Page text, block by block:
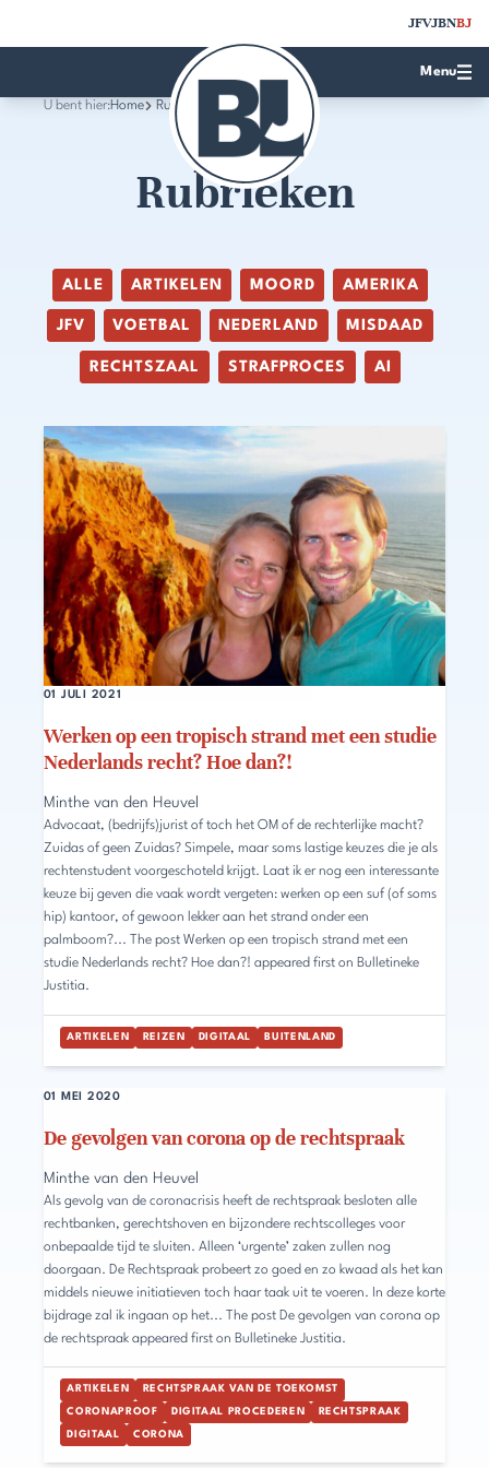
JFVJBNBJ
Menu
U bent hier:Home Rubrieken
Rubrieken
ALLE ARTIKELEN MOORD AMERIKA
JFV VOETBAL NEDERLAND MISDAAD
RECHTSZAAL STRAFPROCES AI
Werken op een tropisch strand met een studie
Nederlands recht? Hoe dan?!
01 JULI 2021
Minthe van den Heuvel
Advocaat, (bedrijfs)jurist of toch het OM of de rechterlijke macht?
Zuidas of geen Zuidas? Simpele, maar soms lastige keuzes die je als
rechtenstudent voorgeschoteld krijgt. Laat ik er nog een interessante
keuze bij geven die vaak wordt vergeten: werken op een suf (of soms
hip) kantoor, of gewoon lekker aan het strand onder een
palmboom?... The post Werken op een tropisch strand met een
studie Nederlands recht? Hoe dan?! appeared first on Bulletineke
Justitia.
ARTIKELEN REIZEN DIGITAAL BUITENLAND
De gevolgen van corona op de rechtspraak
01 MEI 2020
Minthe van den Heuvel
Als gevolg van de coronacrisis heeft de rechtspraak besloten alle
rechtbanken, gerechtshoven en bijzondere rechtscolleges voor
onbepaalde tijd te sluiten. Alleen ‘urgente’ zaken zullen nog
doorgaan. De Rechtspraak probeert zo goed en zo kwaad als het kan
middels nieuwe initiatieven toch haar taak uit te voeren. In deze korte
bijdrage zal ik ingaan op het... The post De gevolgen van corona op
de rechtspraak appeared first on Bulletineke Justitia.
ARTIKELEN RECHTSPRAAK VAN DE TOEKOMST
CORONAPROOF DIGITAAL PROCEDEREN RECHTSPRAAK
DIGITAAL CORONA